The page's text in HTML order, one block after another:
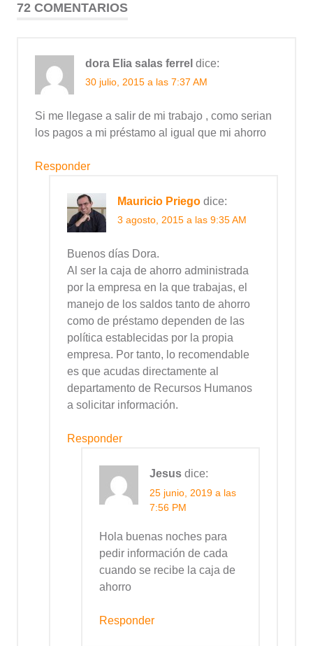
72 COMENTARIOS
dora Elia salas ferrel dice:
30 julio, 2015 a las 7:37 AM
Si me llegase a salir de mi trabajo , como serian
los pagos a mi préstamo al igual que mi ahorro
Responder
Mauricio Priego dice:
3 agosto, 2015 a las 9:35 AM
Buenos días Dora.
Al ser la caja de ahorro administrada
por la empresa en la que trabajas, el
manejo de los saldos tanto de ahorro
como de préstamo dependen de las
política establecidas por la propia
empresa. Por tanto, lo recomendable
es que acudas directamente al
departamento de Recursos Humanos
a solicitar información.
Responder
Jesus dice:
25 junio, 2019 a las
7:56 PM
Hola buenas noches para
pedir información de cada
cuando se recibe la caja de
ahorro
Responder